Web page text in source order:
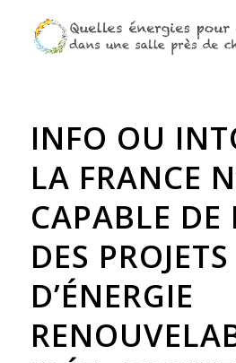
INFO OU
LA FRANCE
CAPABLE DE
DES PROJETS
D’ÉNERGIE